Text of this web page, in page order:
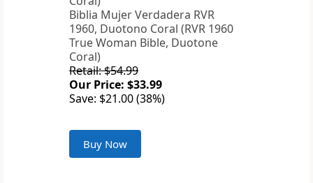
Biblia Mujer Verdadera RVR
1960, Duotono Coral (RVR 1960
True Woman Bible, Duotone
Coral)
Retail: $54.99
Our Price: $33.99
Save: $21.00 (38%)
Buy Now